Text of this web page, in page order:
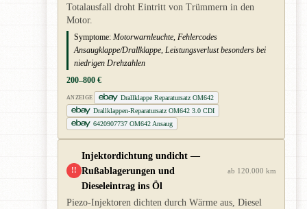
Totalausfall droht Eintritt von Trümmern in den
Motor.
Symptome: Motorwarnleuchte, Fehlercodes
Ansaugklappe/Drallklappe, Leistungsverlust besonders bei
niedrigen Drehzahlen
200–800 €
ANZEIGE
Drallklappe Reparatursatz OM642
Drallklappen-Reparatursatz OM642 3.0 CDI
6420907737 OM642 Ansaug
!!
Injektordichtung undicht —
Rußablagerungen und
Dieseleintrag ins Öl
ab 120.000 km
Piezo-Injektoren dichten durch Wärme aus, Diesel